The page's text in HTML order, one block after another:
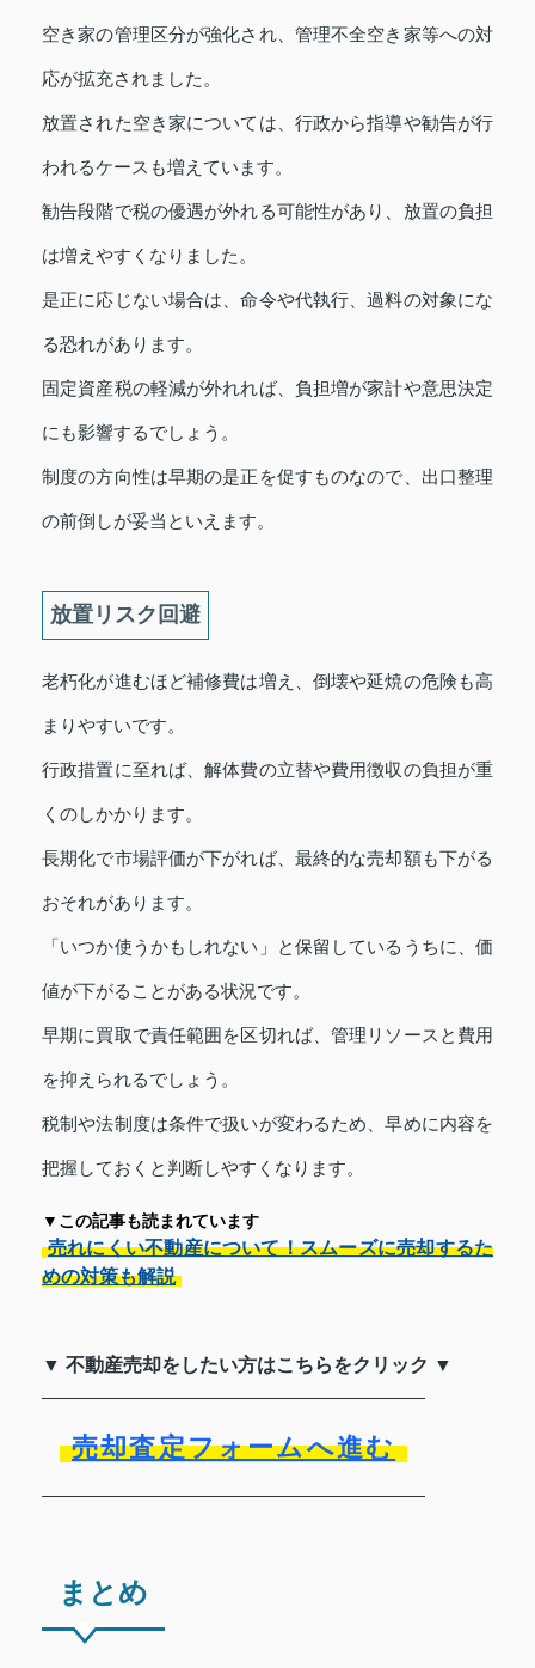
空き家の管理区分が強化され、管理不全空き家等への対
応が拡充されました。
放置された空き家については、行政から指導や勧告が行
われるケースも増えています。
勧告段階で税の優遇が外れる可能性があり、放置の負担
は増えやすくなりました。
是正に応じない場合は、命令や代執行、過料の対象にな
る恐れがあります。
固定資産税の軽減が外れれば、負担増が家計や意思決定
にも影響するでしょう。
制度の方向性は早期の是正を促すものなので、出口整理
の前倒しが妥当といえます。
放置リスク回避
老朽化が進むほど補修費は増え、倒壊や延焼の危険も高
まりやすいです。
行政措置に至れば、解体費の立替や費用徴収の負担が重
くのしかかります。
長期化で市場評価が下がれば、最終的な売却額も下がる
おそれがあります。
「いつか使うかもしれない」と保留しているうちに、価
値が下がることがある状況です。
早期に買取で責任範囲を区切れば、管理リソースと費用
を抑えられるでしょう。
税制や法制度は条件で扱いが変わるため、早めに内容を
把握しておくと判断しやすくなります。
▼この記事も読まれています
売れにくい不動産について！スムーズに売却するた
めの対策も解説
▼ 不動産売却をしたい方はこちらをクリック ▼
売却査定フォームへ進む
まとめ